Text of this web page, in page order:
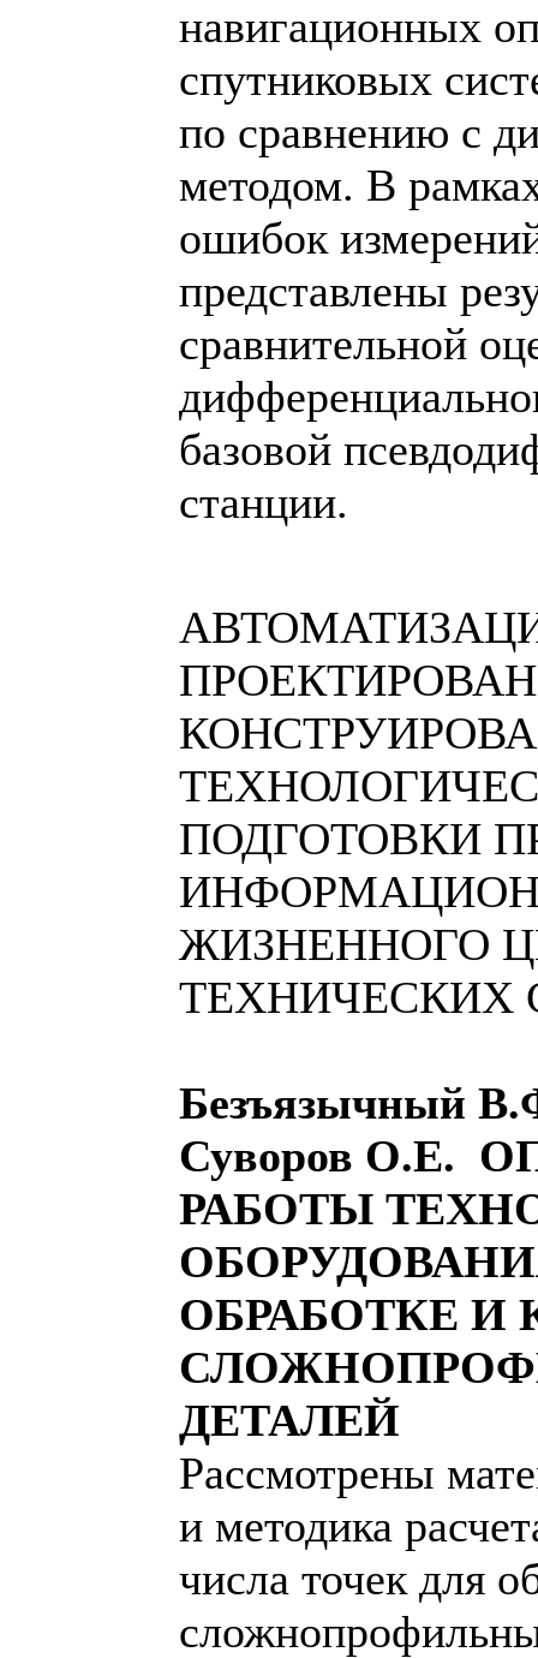
навигационных
спутниковых
по сравнению с
методом. В
ошибок
представлены
сравнительной
базовой
станции.
ПОДГОТОВКИ
ЖИЗНЕННОГО
ТЕХНИЧЕСКИХ
Безъязычный
Суворов О.Е.
РАБОТЫ
ОБРАБОТКЕ И
ДЕТАЛЕЙ
Рассмотрены
и методика
числа точек для